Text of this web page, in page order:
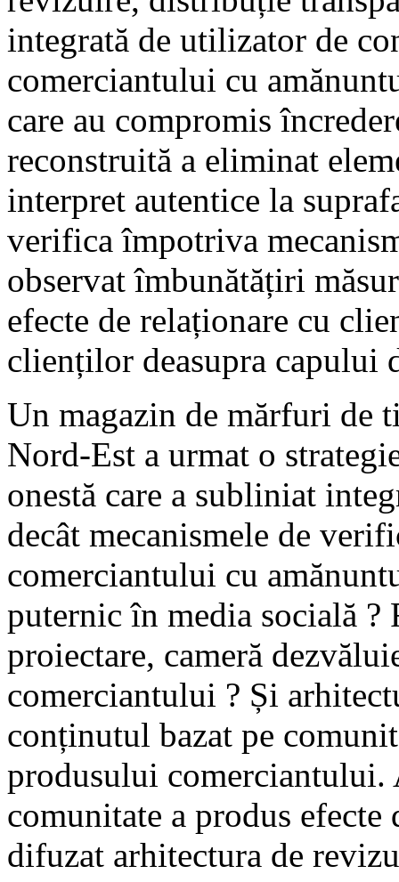
integrată de utilizator de
comerciantului cu
care au compromis
reconstruită a eliminat
interpret autentice la
verifica împotriva
observat îmbunătățiri
efecte de relaționare cu
clienților deasupra capului
Un magazin de mărfuri de
Nord-Est a urmat o
onestă care a subliniat
decât mecanismele de
comerciantului cu
puternic în media socială
proiectare, cameră
comerciantului ? Și
conținutul bazat pe
produsului comerciantului.
comunitate a produs efecte
difuzat arhitectura de